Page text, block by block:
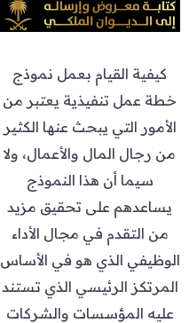
كيفية القيام بعمل نموذج
خطة عمل تنفيذية يعتبر من
الأمور التي يبحث عنها الكثير
من رجال المال والأعمال، ولا
سيما أن هذا النموذج
يساعدهم على تحقيق مزيد
من التقدم في مجال الأداء
الوظيفي الذي هو في الأساس
المرتكز الرئيسي الذي تستند
عليه المؤسسات والشركات